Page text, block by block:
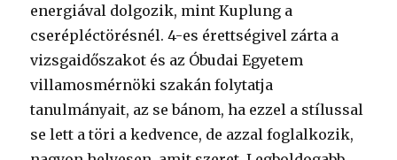
energiával dolgozik, mint Kuplung a
cserépléctörésnél. 4-es érettségivel zárta a
vizsgaidőszakot és az Óbudai Egyetem
villamosmérnöki szakán folytatja
tanulmányait, az se bánom, ha ezzel a stílussal
se lett a töri a kedvence, de azzal foglalkozik,